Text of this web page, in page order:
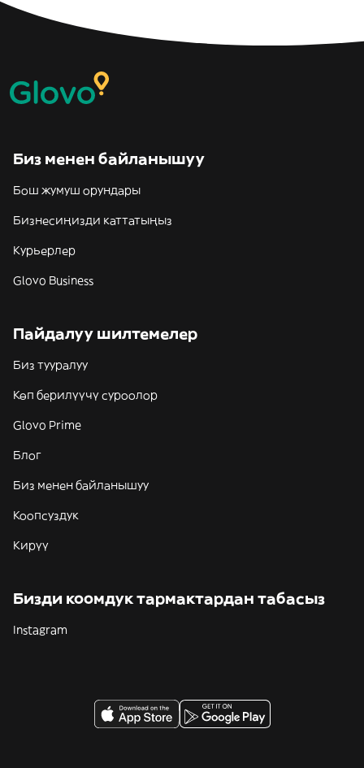
Биз менен байланышуу
Бош жумуш орундары
Бизнесиңизди каттатыңыз
Курьерлер
Glovo Business
Пайдалуу шилтемелер
Биз тууралуу
Көп берилүүчү суроолор
Glovo Prime
Блог
Биз менен байланышуу
Коопсуздук
Кирүү
Бизди коомдук тармактардан табасыз
Instagram